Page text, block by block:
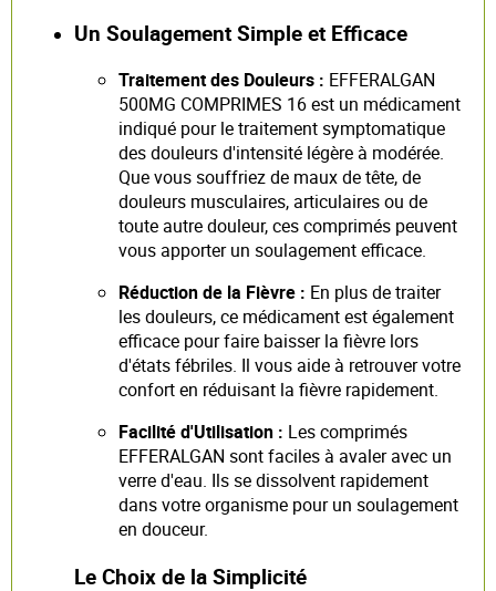
Un Soulagement Simple et Efficace
Traitement des Douleurs : EFFERALGAN
500MG COMPRIMES 16 est un médicament
indiqué pour le traitement symptomatique
des douleurs d'intensité légère à modérée.
Que vous souffriez de maux de tête, de
douleurs musculaires, articulaires ou de
toute autre douleur, ces comprimés peuvent
vous apporter un soulagement efficace.
Réduction de la Fièvre : En plus de traiter
les douleurs, ce médicament est également
efficace pour faire baisser la fièvre lors
d'états fébriles. Il vous aide à retrouver votre
confort en réduisant la fièvre rapidement.
Facilité d'Utilisation : Les comprimés
EFFERALGAN sont faciles à avaler avec un
verre d'eau. Ils se dissolvent rapidement
dans votre organisme pour un soulagement
en douceur.
Le Choix de la Simplicité